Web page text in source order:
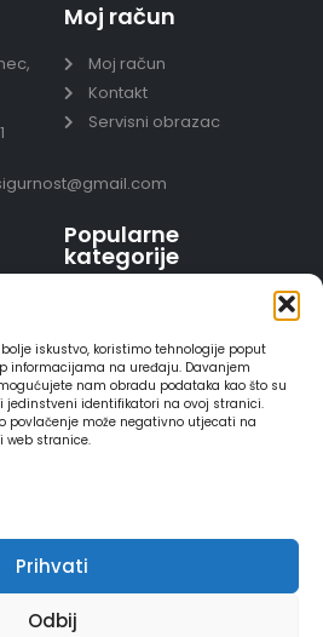
iskustvo, koristimo tehnologije poput
informacijama na uređaju. Davanjem
nam obradu podataka kao što su
jedinstveni identifikatori na ovoj stranici.
povlačenje može negativno utjecati na
web stranice.
Prihvati
Odbij
Moj račun
Moj račun
Kontakt
Servisni obrazac
Popularne
kategorije
Video nadzor - kompleti
AJAX alarmi
HIKVISION portafoni
REOLINK kamere
DVC portafoni
i sigurnost